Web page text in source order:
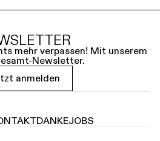
mehr verpassen! Mit unserem
Newsletter.
anmelden
DANKEJOBS